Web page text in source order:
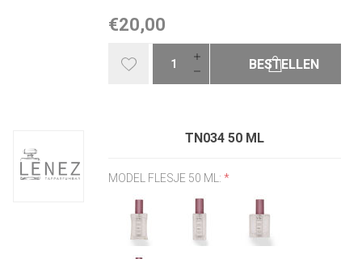
€20,00
BESTELLEN
TN034 50 ML
MODEL FLESJE 50 ML:*